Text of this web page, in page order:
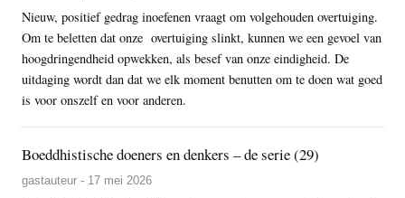
Nieuw, positief gedrag inoefenen vraagt om volgehouden overtuiging.
Om te beletten dat onze overtuiging slinkt, kunnen we een gevoel van
hoogdringendheid opwekken, als besef van onze eindigheid. De
uitdaging wordt dan dat we elk moment benutten om te doen wat goed
is voor onszelf en voor anderen.
Boeddhistische doeners en denkers – de serie (29)
gastauteur - 17 mei 2026